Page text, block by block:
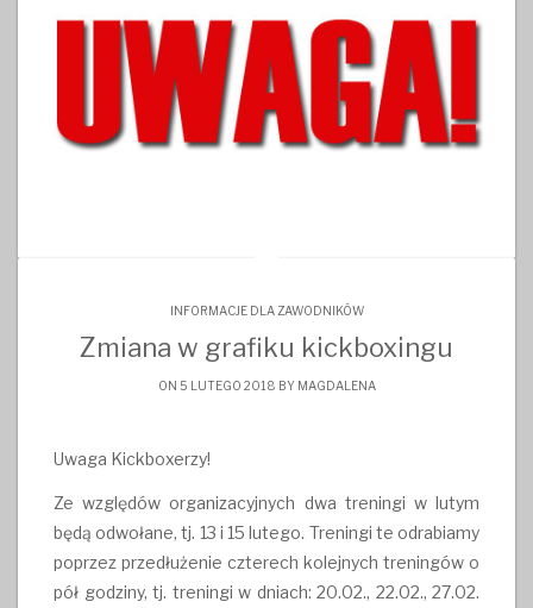
INFORMACJE DLA ZAWODNIKÓW
Zmiana w grafiku kickboxingu
ON 5 LUTEGO 2018 BY MAGDALENA
Uwaga Kickboxerzy!
Ze względów organizacyjnych dwa treningi w lutym
będą odwołane, tj. 13 i 15 lutego. Treningi te odrabiamy
poprzez przedłużenie czterech kolejnych treningów o
pół godziny, tj. treningi w dniach: 20.02., 22.02., 27.02.